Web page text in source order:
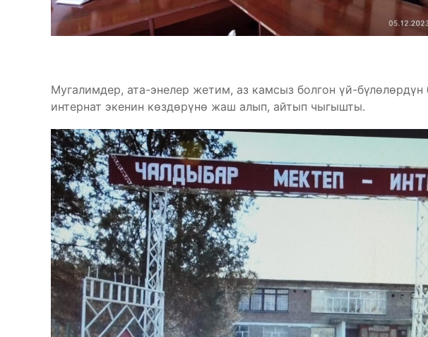
Мугалимдер, ата-энелер жетим, аз камсыз болгон үй-
интернат экенин көздөрүнө жаш алып, айтып чыгышты.